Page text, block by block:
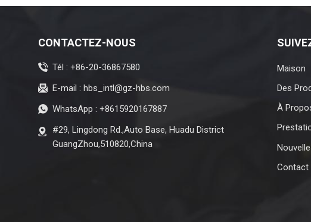
Citroen
Zeekr
CONTACTEZ-NOUS
Tél : +86-20-36867580
E-mail : hbs_intl@gz-hbs.com
WhatsApp : +8615920167887
#29, Lingdong Rd.,Auto Base, Huadu District
GuangZhou,510820,China
Maison
Des
À
Contact